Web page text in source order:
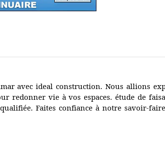
avec ideal construction. Nous allions
redonner vie à vos espaces. étude de
Faites confiance à notre savoir-